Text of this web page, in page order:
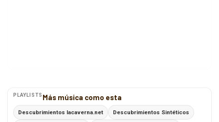
PLAYLISTS Más música como esta
Descubrimientos lacaverna.net Descubrimientos Sintéticos